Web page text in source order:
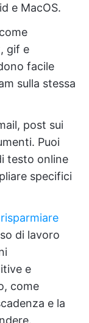
e MacOS.
gif e
facile
sulla stessa
post sui
Puoi
testo online
specifici
di lavoro
e
come
e la